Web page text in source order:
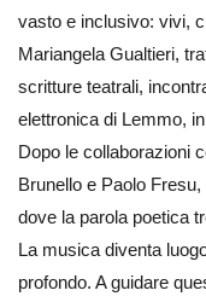
vasto e inclusivo: vivi,
Mariangela Gualtieri,
scritture teatrali,
elettronica di Lemmo,
Dopo le collaborazioni
Brunello e Paolo
dove la parola poetica
La musica diventa
profondo. A guidare